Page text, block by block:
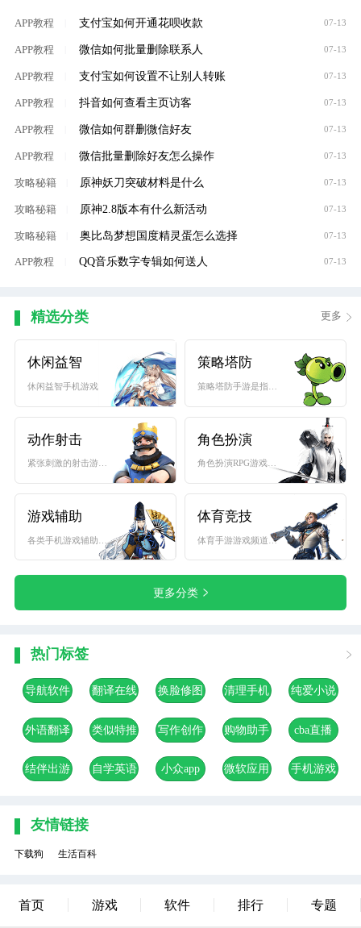
APP教程 支付宝如何开通花呗收款 07-13
APP教程 微信如何批量删除联系人 07-13
APP教程 支付宝如何设置不让别人转账 07-13
APP教程 抖音如何查看主页访客 07-13
APP教程 微信如何群删微信好友 07-13
APP教程 微信批量删除好友怎么操作 07-13
攻略秘籍 原神妖刀突破材料是什么 07-13
攻略秘籍 原神2.8版本有什么新活动 07-13
攻略秘籍 奥比岛梦想国度精灵蛋怎么选择 07-13
APP教程 QQ音乐数字专辑如何送人 07-13
精选分类 更多
休闲益智
休闲益智手机游戏下载...
策略塔防
动作射击
紧张刺激的射击游戏是...
角色扮演
角色扮演RPG游戏大全...
游戏辅助 体育竞技
体育手游游戏频道收集...
更多分类
热门标签
导航软件
翻译在线
换脸修图
清理手机
纯爱小说
外语翻译
类似特推
写作创作
购物助手
cba直播
结伴出游
自学英语
小众app
微软应用
手机游戏
友情链接
下载狗 生活百科
首页 游戏 软件 排行 专题